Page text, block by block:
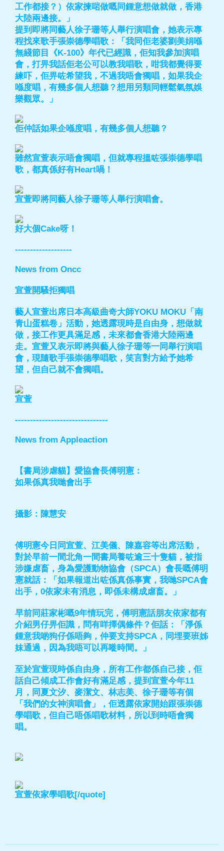
工作都接？）依家揀啱做嘅同鍾意想做就做，香港
大陸兩邊接。」
提到即將同藝人徐子珊等人舉行演唱會，她表示專
程找來歌手張崇德學唱歌：「我同佢老婆劉美娟喺
無綫節目《K-100》年代已經識，佢知我參加演唱
會，打畀我話佢老公可以教我唱歌，咁我都覺得要
練吓，佢畀咗希望我，不過我唔會獨唱，如果我企
喺度唱，有幾多個人想聽？想用另類同輕鬆氣氛娛
樂觀眾。」
佢仲話如果企喺度唱，有幾多個人想聽？
雖然宣萱表示唔會獨唱，但就專程搵咗張崇德學唱
歌，都真係好有Heart喎！
宣萱即將同藝人徐子珊等人舉行演唱會。
好大個Cake呀！
-------------------
News from Oncc
宣萱開騷拒獨唱
藝人宣萱出席日本高級曲奇大師YOKU MOKU「南
青山蛋糕卷」活動，她透露現時是自由身，想做就
做，接工作更具滿足感，未來都會香港大陸兩邊
走。宣萱又表示即將與藝人徐子珊等一同舉行演唱
會，現隨歌手張崇德學唱歌，笑言對方給予她希
望，但自己就不會獨唱。
宣萱
-------------------------------
News from Appleaction
【書局涉虐貓】愛協會長傅明憲：
如果係真我哋會出手
攝影：陳慧安
傅明憲今日同宣萱、江美儀、陳嘉容等出席活動，
對於早前一間北角一間書局養咗逾三十隻貓，被指
涉嫌虐畜，身為愛護動物協會（SPCA）會長嘅傅明
憲就話：「如果報道出咗係真係事實，我哋SPCA會
出手，0依家未有消息，即係未構成虐畜。」
早前同莊家彬嘅9年情玩完，傅明憲話朋友依家都有
介紹男仔畀佢識，問有咩擇偶條件？佢話：「淨係
鍾意我啲狗仔係唔夠，仲要支持SPCA，同埋要班姊
妹通過，因為我唔可以再嘥時間。」
至於宣萱現時係自由身，所有工作都係自己接，佢
話自己傾成工作會好有滿足感，提到宣萱今年11
月，同夏文汐、麥潔文、林志美、徐子珊等有個
「我們的女神演唱會」，佢透露依家開始跟張崇德
學唱歌，但自己唔係唱歌材料，所以到時唔會獨
唱。
宣萱依家學唱歌[/quote]